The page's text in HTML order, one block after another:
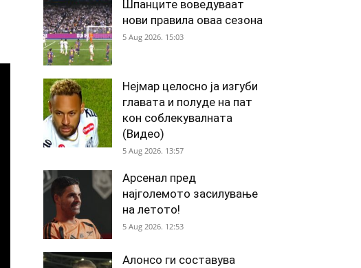
Шпанците воведуваат
нови правила оваа сезона
5 Aug 2026. 15:03
Нејмар целосно ја изгуби
главата и полуде на пат
кон соблекувалната
(Видео)
5 Aug 2026. 13:57
Арсенал пред
најголемото засилување
на летото!
5 Aug 2026. 12:53
Алонсо ги составува